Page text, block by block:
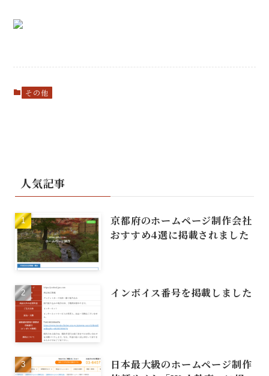
その他
人気記事
京都府のホームページ制作会社
おすすめ4選に掲載されました
インボイス番号を掲載しました
日本最大級のホームページ制作